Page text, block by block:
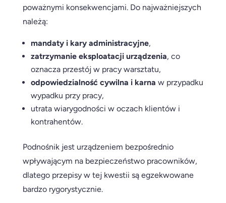
poważnymi konsekwencjami. Do najważniejszych
należą:
mandaty i kary administracyjne,
zatrzymanie eksploatacji urządzenia, co
oznacza przestój w pracy warsztatu,
odpowiedzialność cywilna i karna w przypadku
wypadku przy pracy,
utrata wiarygodności w oczach klientów i
kontrahentów.
Podnośnik jest urządzeniem bezpośrednio
wpływającym na bezpieczeństwo pracowników,
dlatego przepisy w tej kwestii są egzekwowane
bardzo rygorystycznie.